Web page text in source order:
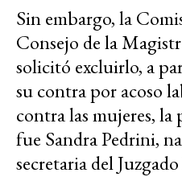
Sin embargo, la
Consejo de la
solicitó excluirlo, a
su contra por acoso
contra las mujeres, la
fue Sandra Pedrini,
secretaria del